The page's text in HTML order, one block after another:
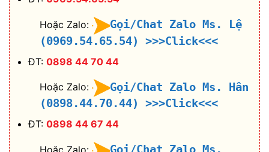
Hoặc Zalo:
Gọi/Chat Zalo Ms. Lệ
(0969.54.65.54)
>>>Click<<<
ĐT: 0898 44 70 44
Hoặc Zalo:
Gọi/Chat Zalo Ms. Hân
(0898.44.70.44)
>>>Click<<<
ĐT: 0898 44 67 44